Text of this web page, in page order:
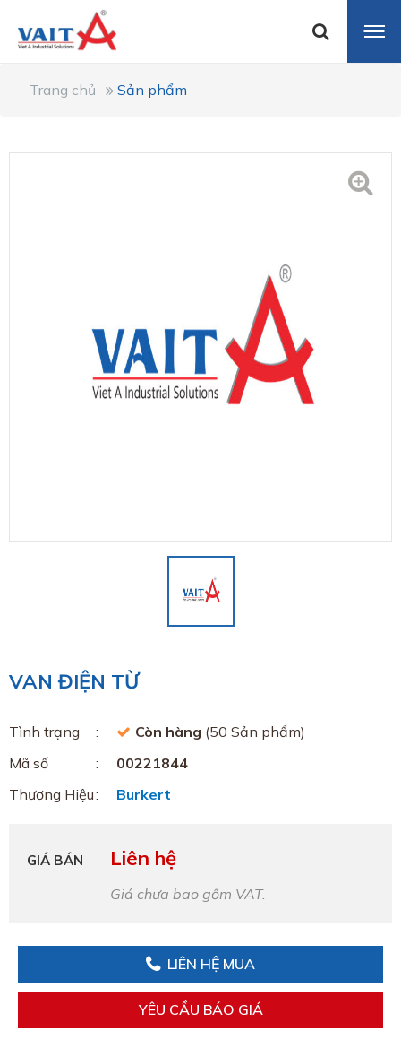
Trang chủ Sản phẩm
VAN ĐIỆN TỪ
Tình trạng Còn hàng (50 Sản phẩm)
Mã số
00221844
Thương Hiệu
Burkert
GIÁ BÁN Liên hệ
Giá chưa bao gồm VAT.
LIÊN HỆ MUA
YÊU CẦU BÁO GIÁ